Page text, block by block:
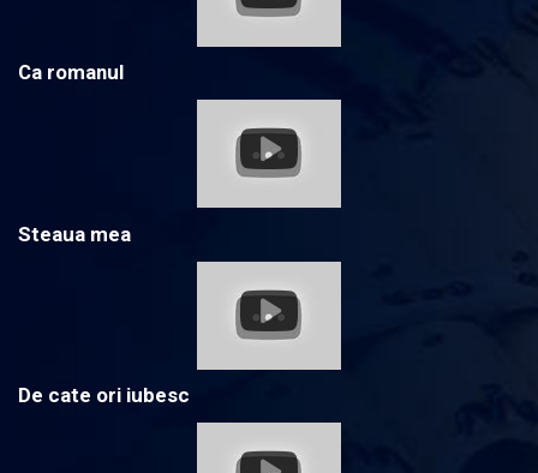
Ca romanul
Steaua mea
De cate ori iubesc